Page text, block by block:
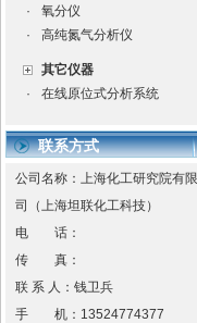
·
氧分仪
·
高纯氮气分析仪
其它仪器
·
在线原位式分析系统
联系方式
公司名称：上海化工研究院有
司（上海坦联化工科技）
电 话：
传 真：
联 系 人：钱卫兵
手 机： 13524774377